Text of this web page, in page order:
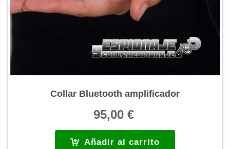
Collar Bluetooth amplificador
95,00 €
Añadir al carrito